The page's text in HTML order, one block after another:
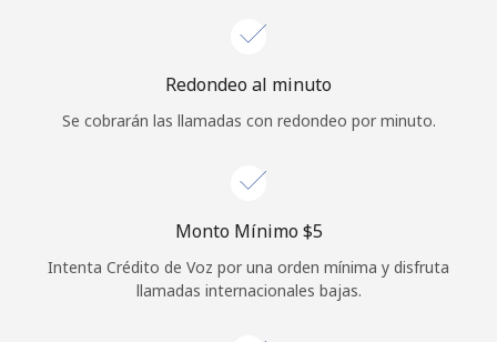
Redondeo al minuto
Se cobrarán las llamadas con redondeo por minuto.
Monto Mínimo ⁦$5⁩
Intenta Crédito de Voz por una orden mínima y disfruta
llamadas internacionales bajas.